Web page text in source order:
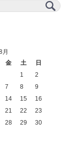
月
金 土
日
1
2
7 8
9
14 15
16
21 22
23
28 29
30